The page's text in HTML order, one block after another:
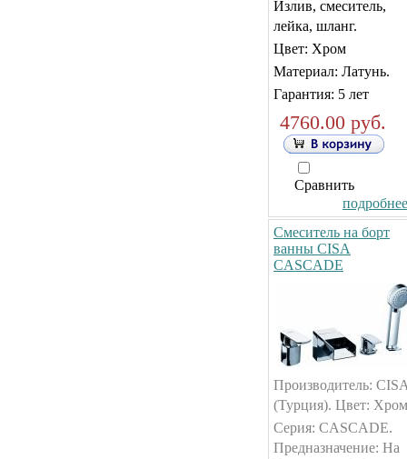
Излив, смеситель,
лейка, шланг.
Цвет: Хром
Материал: Латунь.
Гарантия: 5 лет
4760.00 руб.
Сравнить
Смеситель на борт
ванны CISA
CASCADE
Производитель:
(Турция). Цвет:
Серия: CASCADE.
Предназначение: На